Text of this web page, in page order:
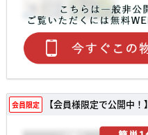
会員限定 【会員様限定で公開中！】